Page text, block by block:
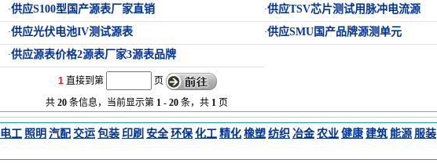
·供应S100型国产源表厂家直销 ·供应TSV芯片测试用脉冲电流源
·供应光伏电池IV测试源表 ·供应SMU国产品牌源测单元
·供应源表价格2源表厂家3源表品牌
1 直接到第
页
共 20 条信息，当前显示第 1 - 20 条，共 1 页
电工 照明 汽配 交运 包装 印刷 安全 环保 化工 精化 橡塑 纺织 冶金 农业 健康 建筑 能源 服装